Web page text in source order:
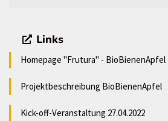
Links
Homepage "Frutura" - BioBienenApfel
Projektbeschreibung BioBienenApfel
Kick-off-Veranstaltung 27.04.2022